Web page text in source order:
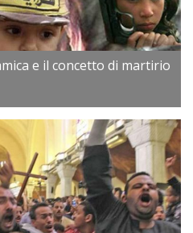
e il concetto di martirio